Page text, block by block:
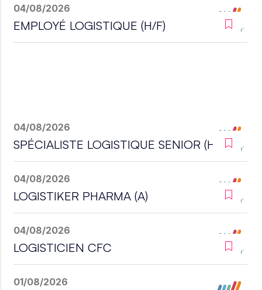
04/08/2026
EMPLOYÉ LOGISTIQUE (H/F)
04/08/2026
SPÉCIALISTE LOGISTIQUE SENIOR (H/F)
04/08/2026
LOGISTIKER PHARMA (A)
04/08/2026
LOGISTICIEN CFC
01/08/2026